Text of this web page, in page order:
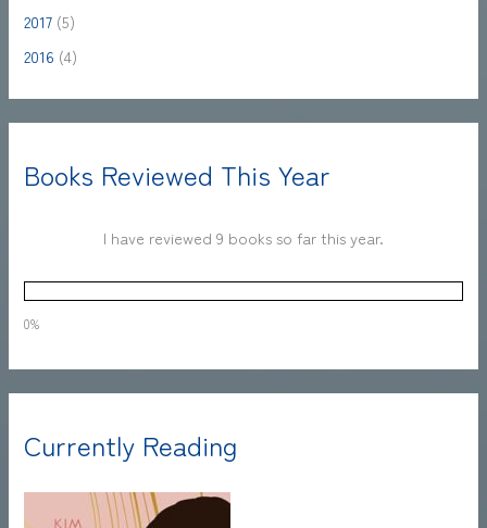
2017 (5)
2016 (4)
Books Reviewed This Year
I have reviewed 9 books so far this year.
0%
Currently Reading